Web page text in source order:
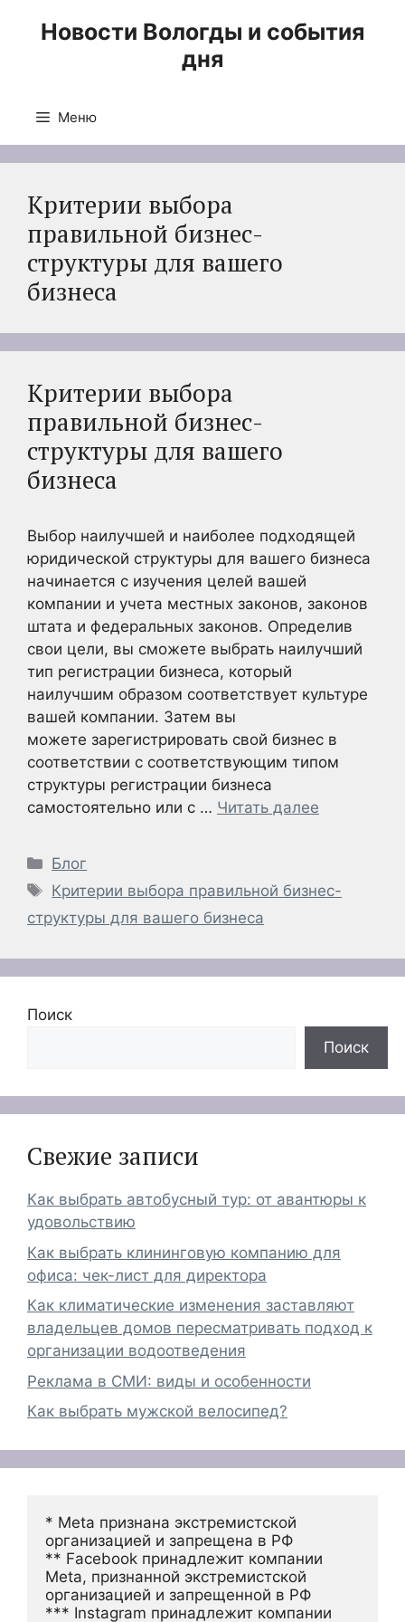
Новости Вологды и события
дня
Меню
Критерии выбора
правильной бизнес-
структуры для вашего
бизнеса
Критерии выбора
правильной бизнес-
структуры для вашего
бизнеса
Выбор наилучшей и наиболее подходящей
юридической структуры для вашего бизнеса
начинается с изучения целей вашей
компании и учета местных законов, законов
штата и федеральных законов. Определив
свои цели, вы сможете выбрать наилучший
тип регистрации бизнеса, который
наилучшим образом соответствует культуре
вашей компании. Затем вы
можете зарегистрировать свой бизнес в
соответствии с соответствующим типом
структуры регистрации бизнеса
самостоятельно или с … Читать далее
Рубрики
Блог
Метки
Критерии выбора правильной бизнес-
структуры для вашего бизнеса
Поиск
Поиск
Свежие записи
Как выбрать автобусный тур: от авантюры к
удовольствию
Как выбрать клининговую компанию для
офиса: чек-лист для директора
Как климатические изменения заставляют
владельцев домов пересматривать подход к
организации водоотведения
Реклама в СМИ: виды и особенности
Как выбрать мужской велосипед?
* Meta признана экстремистской
организацией и запрещена в РФ
** Facebook принадлежит компании
Meta, признанной экстремистской
организацией и запрещенной в РФ
*** Instagram принадлежит компании